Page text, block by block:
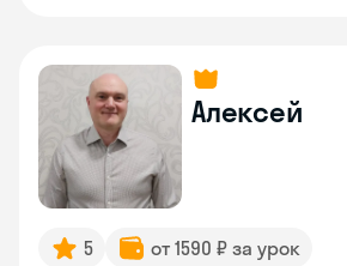
Алексей
5
от 1590 ₽ за урок